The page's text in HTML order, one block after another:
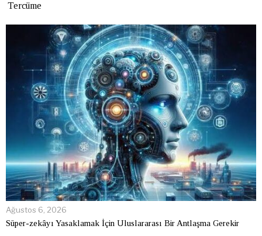
Tercüme
Ağustos 6, 2026
Süper-zekâyı Yasaklamak İçin Uluslararası Bir Antlaşma Gerekir